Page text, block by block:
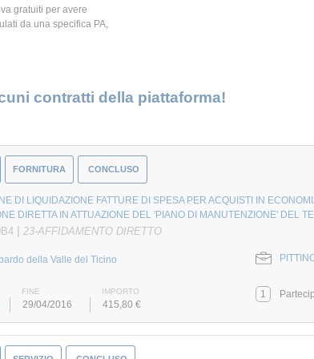
gratuiti per avere
da una specifica PA,
contratti della piattaforma!
FORNITURA CONCLUSO
DI LIQUIDAZIONE FATTURE DI SPESA PER ACQUISTI IN
DIRETTA IN ATTUAZIONE DEL 'PIANO DI MANUTENZIONE' DEL
| 23-AFFIDAMENTO DIRETTO
della Valle del Ticino
FINE IMPORTO
29/04/2016 415,80 €
1